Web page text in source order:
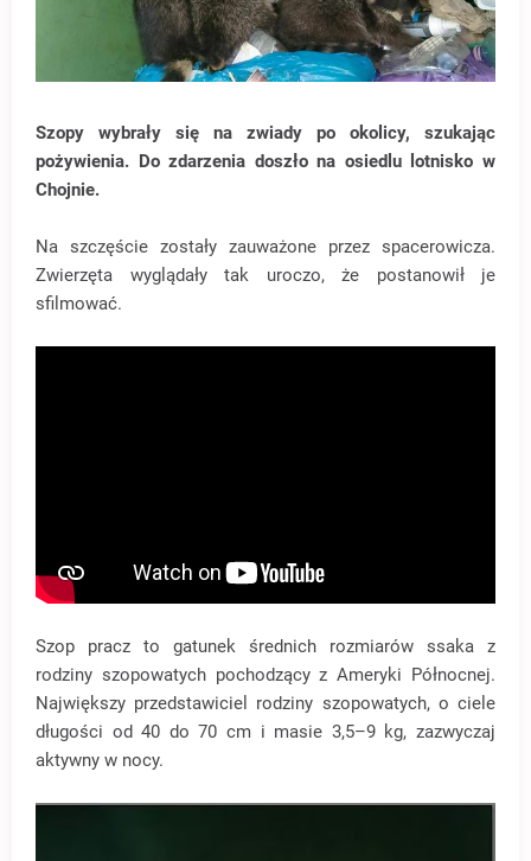
Szopy wybrały się na zwiady po okolicy, szukając
pożywienia. Do zdarzenia doszło na osiedlu lotnisko w
Chojnie.
Na szczęście zostały zauważone przez spacerowicza.
Zwierzęta wyglądały tak uroczo, że postanowił je
sfilmować.
Szop pracz to gatunek średnich rozmiarów ssaka z
rodziny szopowatych pochodzący z Ameryki Północnej.
Największy przedstawiciel rodziny szopowatych, o ciele
długości od 40 do 70 cm i masie 3,5–9 kg, zazwyczaj
aktywny w nocy.